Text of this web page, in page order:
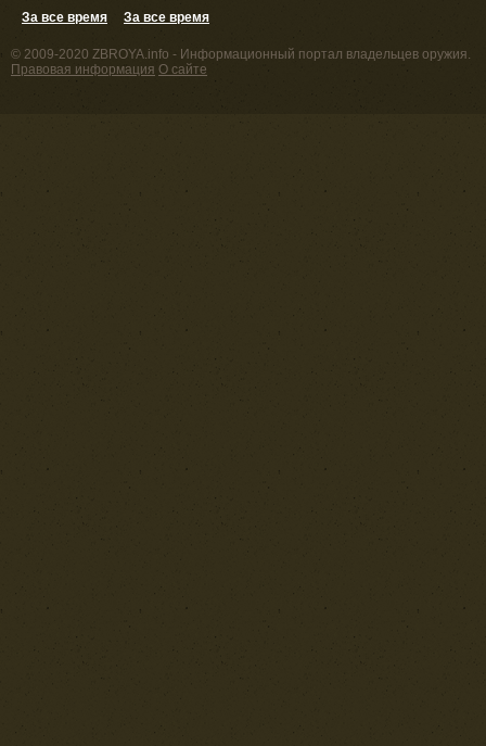
За все время
За все время
© 2009-2020 ZBROYA.info - Информационный портал владельцев оружия.
Правовая информация О сайте